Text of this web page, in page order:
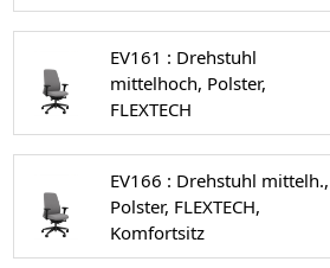
EV161 : Drehstuhl
mittelhoch, Polster,
FLEXTECH
EV166 : Drehstuhl mittelh.,
Polster, FLEXTECH,
Komfortsitz